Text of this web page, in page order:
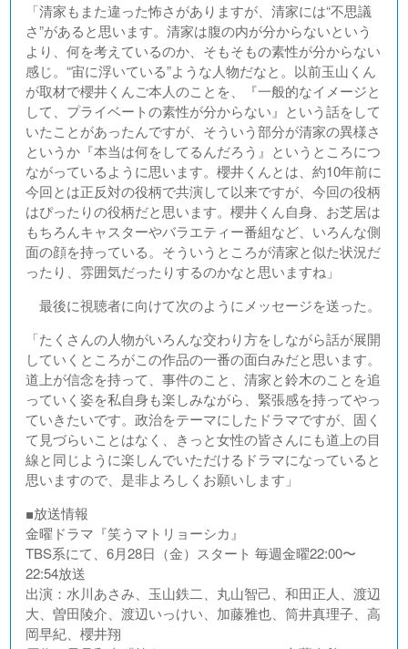
「清家もまた違った怖さがありますが、清家には“不思議
さ”があると思います。清家は腹の内が分からないという
より、何を考えているのか、そもそもの素性が分からない
感じ。“宙に浮いている”ような人物だなと。以前玉山くん
が取材で櫻井くんご本人のことを、『一般的なイメージと
して、プライベートの素性が分からない』という話をして
いたことがあったんですが、そういう部分が清家の異様さ
というか『本当は何をしてるんだろう』というところにつ
ながっているように思います。櫻井くんとは、約10年前に
今回とは正反対の役柄で共演して以来ですが、今回の役柄
はぴったりの役柄だと思います。櫻井くん自身、お芝居は
もちろんキャスターやバラエティー番組など、いろんな側
面の顔を持っている。そういうところが清家と似た状況だ
ったり、雰囲気だったりするのかなと思いますね」
最後に視聴者に向けて次のようにメッセージを送った。
「たくさんの人物がいろんな交わり方をしながら話が展開
していくところがこの作品の一番の面白みだと思います。
道上が信念を持って、事件のこと、清家と鈴木のことを追
っていく姿を私自身も楽しみながら、緊張感を持ってやっ
ていきたいです。政治をテーマにしたドラマですが、固く
て見づらいことはなく、きっと女性の皆さんにも道上の目
線と同じように楽しんでいただけるドラマになっていると
思いますので、是非よろしくお願いします」
■放送情報
金曜ドラマ『笑うマトリョーシカ』
TBS系にて、6月28日（金）スタート 毎週金曜22:00〜
22:54放送
出演：水川あさみ、玉山鉄二、丸山智己、和田正人、渡辺
大、曽田陵介、渡辺いっけい、加藤雅也、筒井真理子、高
岡早紀、櫻井翔